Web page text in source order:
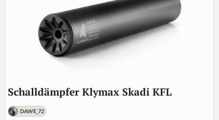
Schalldämpfer Klymax Skadi KFL
DAWE_72